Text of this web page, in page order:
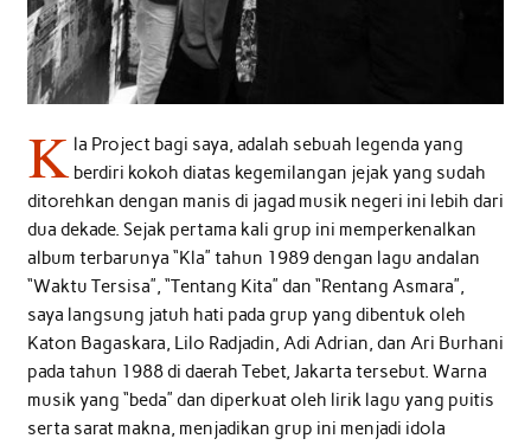
K la Project bagi saya, adalah sebuah legenda yang
berdiri kokoh diatas kegemilangan jejak yang sudah
ditorehkan dengan manis di jagad musik negeri ini lebih dari
dua dekade. Sejak pertama kali grup ini memperkenalkan
album terbarunya “Kla” tahun 1989 dengan lagu andalan
“Waktu Tersisa”, “Tentang Kita” dan “Rentang Asmara”,
saya langsung jatuh hati pada grup yang dibentuk oleh
Katon Bagaskara, Lilo Radjadin, Adi Adrian, dan Ari Burhani
pada tahun 1988 di daerah Tebet, Jakarta tersebut. Warna
musik yang “beda” dan diperkuat oleh lirik lagu yang puitis
serta sarat makna, menjadikan grup ini menjadi idola